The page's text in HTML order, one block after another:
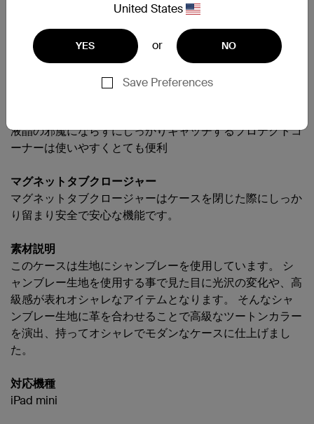
United States
YES or NO
Save Preferences
マルチアングル
用途に合わせて角度を調整する事で使い勝手の良いケース
となっております。
液晶の邪魔にならずにしっかりキャッチするプロテクトコ
ーナーは使いやすくとても便利
マグネットタブクロージャー
マグネットタブクロージャーはケースを閉じた際にしっか
り留まり安全で安心な機能です。
素材説明
このケースは生地にシャンブレーを使用しています。 シ
ャンブレー生地を使用する事で見た目に光沢の変化や、高
級感が表れオシャレなアイテムとなります。 そんなシャ
ンブレー生地に革を合わせることで高級なツートンカラー
を演出、持ってオシャレでモダンなケースに仕上げまし
た。
対応機種
iPad mini